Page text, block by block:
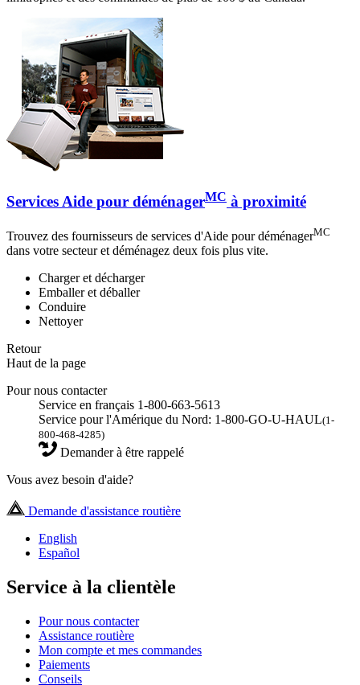
Services Aide pour déménagerMC à proximité
Trouvez des fournisseurs de services d'Aide pour déménagerMC
dans votre secteur et déménagez deux fois plus vite.
Charger et décharger
Emballer et déballer
Conduire
Nettoyer
Retour
Haut de la page
Pour nous contacter
Service en français 1-800-663-5613
Service pour l'Amérique du Nord: 1-800-GO-U-HAUL(1-
800-468-4285)
Demander à être rappelé
Vous avez besoin d'aide?
Demande d'assistance routière
English
Español
Service à la clientèle
Pour nous contacter
Assistance routière
Mon compte et mes commandes
Paiements
Conseils